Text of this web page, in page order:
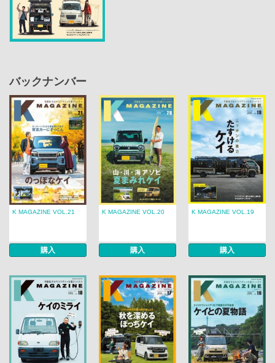
バックナンバー
K MAGAZINE VOL.21
購入
K MAGAZINE VOL.20
購入
K MAGAZINE VOL.19
購入